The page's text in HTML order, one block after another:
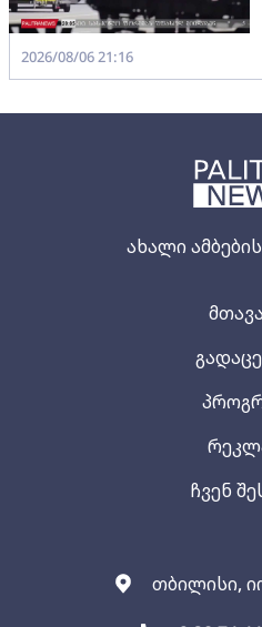
ახალი
თბილისი,
ჩვენ
2026/08/06 21:16